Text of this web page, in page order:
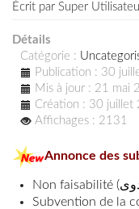
Écrit par Super
Détails
Catégorie :
Publication : 30
Mis à jour : 21 mai
Création : 30 juillet
Affichages : 2131
Subvention de la